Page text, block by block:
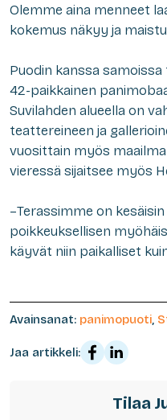
Olemme aina menneet
kokemus näkyy ja
Puodin kanssa
42-paikkainen
Suvilahden alueella on
teattereineen ja
vuosittain myös
vieressä sijaitsee myös
–Terassimme on
poikkeuksellisen
käyvät niin paikalliset
Avainsanat: panimopuoti,
Jaa artikkeli:
Tilaa